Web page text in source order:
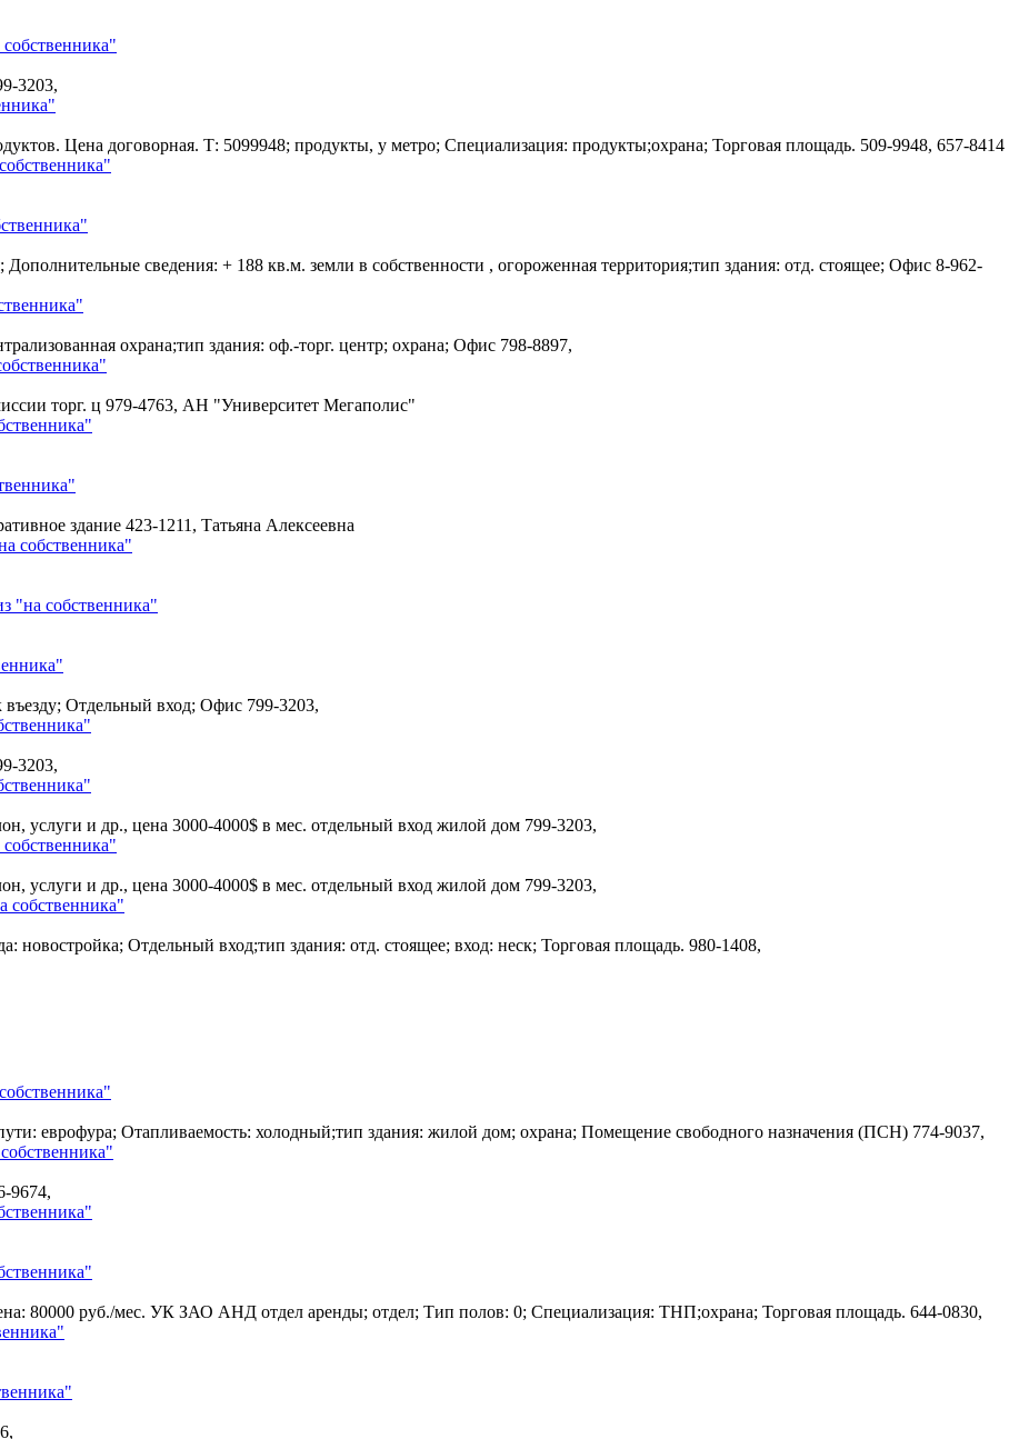
3203,
Цена договорная. Т: 5099948; продукты, у метро; Специализация: продукты;охрана; Торговая площадь. 509-9948, 657-8414
сведения: + 188 кв.м. земли в собственности , огороженная территория;тип здания: отд. стоящее; Офис 8-962-
охрана;тип здания: оф.-торг. центр; охрана; Офис 798-8897,
торг. ц 979-4763, АН "Университет Мегаполис"
здание 423-1211, Татьяна Алексеевна
собственника"
"на собственника"
Отдельный вход; Офис 799-3203,
3203,
услуги и др., цена 3000-4000$ в мес. отдельный вход жилой дом 799-3203,
услуги и др., цена 3000-4000$ в мес. отдельный вход жилой дом 799-3203,
собственника"
новостройка; Отдельный вход;тип здания: отд. стоящее; вход: неск; Торговая площадь. 980-1408,
еврофура; Отапливаемость: холодный;тип здания: жилой дом; охрана; Помещение свободного назначения (ПСН) 774-9037,
9674,
80000 руб./мес. УК ЗАО АНД отдел аренды; отдел; Тип полов: 0; Специализация: ТНП;охрана; Торговая площадь. 644-0830,